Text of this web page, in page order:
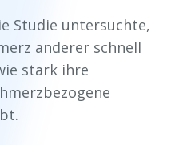
Studie untersuchte,
anderer schnell
stark ihre